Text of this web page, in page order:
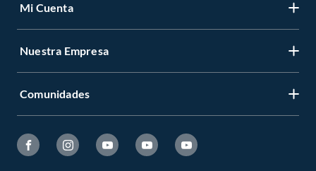
Mi Cuenta
Nuestra Empresa
Comunidades